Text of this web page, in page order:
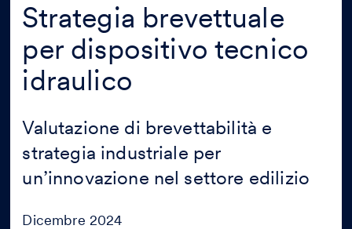
Strategia brevettuale
per dispositivo tecnico
idraulico
Valutazione di brevettabilità e
strategia industriale per
un’innovazione nel settore edilizio
Dicembre 2024